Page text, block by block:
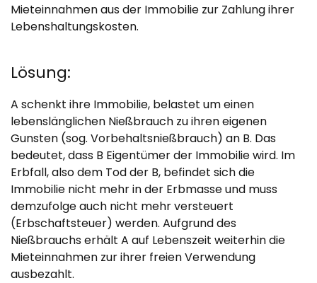
Mieteinnahmen aus der Immobilie zur Zahlung ihrer
Lebenshaltungskosten.
Lösung:
A schenkt ihre Immobilie, belastet um einen
lebenslänglichen Nießbrauch zu ihren eigenen
Gunsten (sog. Vorbehaltsnießbrauch) an B. Das
bedeutet, dass B Eigentümer der Immobilie wird. Im
Erbfall, also dem Tod der B, befindet sich die
Immobilie nicht mehr in der Erbmasse und muss
demzufolge auch nicht mehr versteuert
(Erbschaftsteuer) werden. Aufgrund des
Nießbrauchs erhält A auf Lebenszeit weiterhin die
Mieteinnahmen zur ihrer freien Verwendung
ausbezahlt.